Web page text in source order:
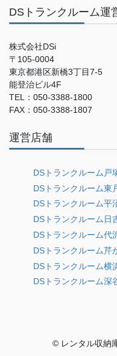
DSトランクルーム運
株式会社DSi
〒105-0004
東京都港区新橋3丁目7-5
能登治ビル4F
TEL：050-3388-1800
FAX：050-3388-1807
運営店舗
DSトランクルーム戸
DSトランクルーム東
DSトランクルーム平
DSトランクルーム日
DSトランクルーム代
DSトランクルーム芹
DSトランクルーム横
DSトランクルーム深
© レンタル収納